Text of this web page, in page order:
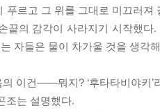
푸르고 그 위를 그대로 미끄러
끝의 감각이 사라지기 시작했
자들은 물이 차가울 것을 생각
의 이건――뭐지? ‘후타타비야키’
조는 설명했다.